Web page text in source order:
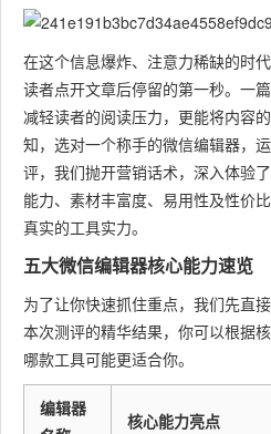
在这个信息爆炸、注意力稀缺的时
读者点开文章后停留的第一秒。一
减轻读者的阅读压力，更能将内容
知，选对一个称手的微信编辑器，
评，我们抛开营销话术，深入体验
能力、素材丰富度、易用性及性价
真实的工具实力。
五大微信编辑器核心能力速览
为了让你快速抓住重点，我们先直
本次测评的精华结果，你可以根据
哪款工具可能更适合你。
编辑器
核心能力亮点